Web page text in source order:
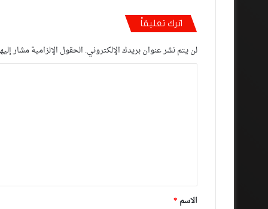
اترك تعليقاً
لن يتم نشر عنوان بريدك الإلكتروني.الحقول الإلزامية مشار
*
الاسم *